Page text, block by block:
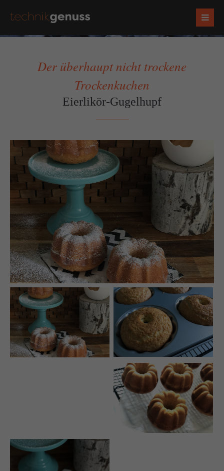
Socials
Auf meinen Social Media Kanälen gibt es regelmäßig
Udpates und Bilder!
Schreibt mir!
technikgenuss
Maren Kuçi
Keplerstr. 65
maren@technikgenuss.de
Ich koche und backe mit Leidenschaft.
Dabei unterstützen mich vor allem die Produkte von
Der überhaupt nicht trockene
Trockenkuchen
Eierlikör-Gugelhupf